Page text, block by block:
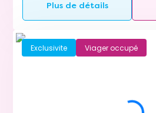
Plus de détails
Exclusivite Viager occupé